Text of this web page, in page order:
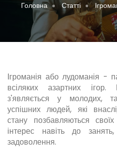
Головна Статті
Ігроманія або лудоманія -
всіляких азартних
з'являється у молодих,
успішних людей, які
стану позбавляються
інтерес навіть до
задоволення.